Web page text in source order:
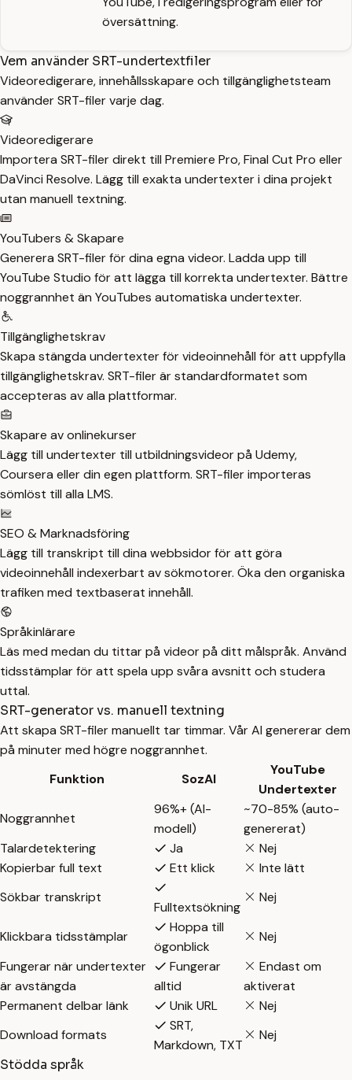
översättning.
Vem använder SRT-undertextfiler
Videoredigerare, innehållsskapare och tillgänglighetsteam
använder SRT-filer varje dag.
Videoredigerare
Importera SRT-filer direkt till Premiere Pro, Final Cut Pro eller
DaVinci Resolve. Lägg till exakta undertexter i dina projekt
utan manuell textning.
YouTubers & Skapare
Generera SRT-filer för dina egna videor. Ladda upp till
YouTube Studio för att lägga till korrekta undertexter. Bättre
noggrannhet än YouTubes automatiska undertexter.
Tillgänglighetskrav
Skapa stängda undertexter för videoinnehåll för att uppfylla
tillgänglighetskrav. SRT-filer är standardformatet som
accepteras av alla plattformar.
Skapare av onlinekurser
Lägg till undertexter till utbildningsvideor på Udemy,
Coursera eller din egen plattform. SRT-filer importeras
sömlöst till alla LMS.
SEO & Marknadsföring
Lägg till transkript till dina webbsidor för att göra
videoinnehåll indexerbart av sökmotorer. Öka den organiska
trafiken med textbaserat innehåll.
Språkinlärare
Läs med medan du tittar på videor på ditt målspråk. Använd
tidsstämplar för att spela upp svåra avsnitt och studera
uttal.
SRT-generator vs. manuell textning
Att skapa SRT-filer manuellt tar timmar. Vår AI genererar dem
på minuter med högre noggrannhet.
Funktion
SozAI
YouTube
Undertexter
Noggrannhet
96%+ (AI-
modell)
~70-85% (auto-
genererat)
Talardetektering
Ja
Nej
Kopierbar full text
Ett klick
Inte lätt
Sökbar transkript
Fulltextsökning
Nej
Klickbara tidsstämplar
Hoppa till
ögonblick
Nej
Fungerar när undertexter
är avstängda
Fungerar
alltid
Endast om
aktiverat
Permanent delbar länk
Unik URL
Nej
Download formats
SRT,
Markdown, TXT
Nej
Stödda språk